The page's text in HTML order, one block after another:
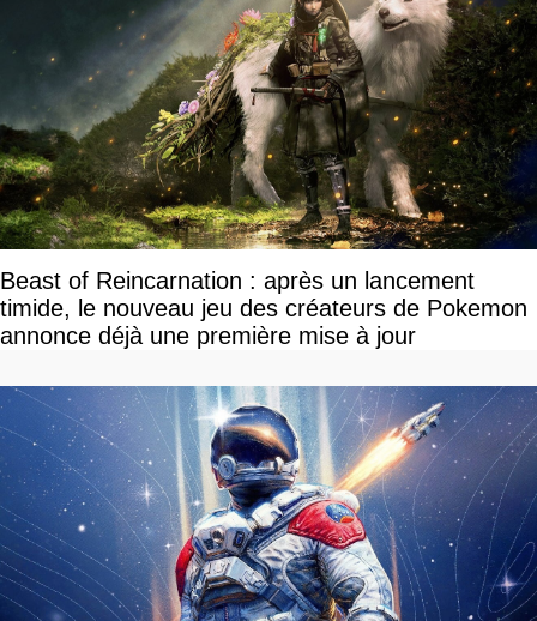
Beast of Reincarnation : après un lancement
timide, le nouveau jeu des créateurs de Pokemon
annonce déjà une première mise à jour